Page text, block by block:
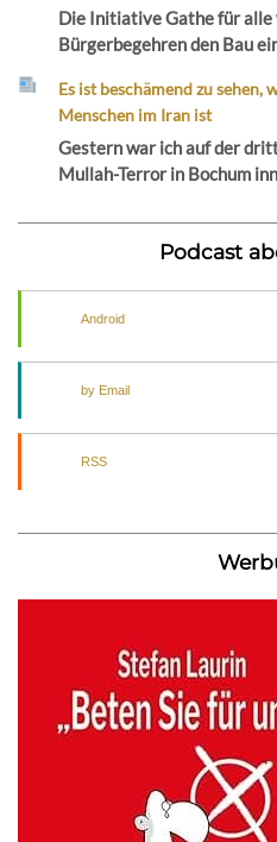
Die Initiative Gathe für
Bürgerbegehren den Bau
Es ist beschämend zu
Menschen im Iran ist
Gestern war ich auf der
Mullah-Terror in Bochum
Podcast
Android
by Email
RSS